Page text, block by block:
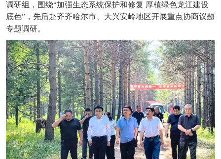
调研组，围绕“加强生态系统保护和修复 厚植绿色龙江建设
底色”，先后赴齐齐哈尔市、大兴安岭地区开展重点协商议题
专题调研。